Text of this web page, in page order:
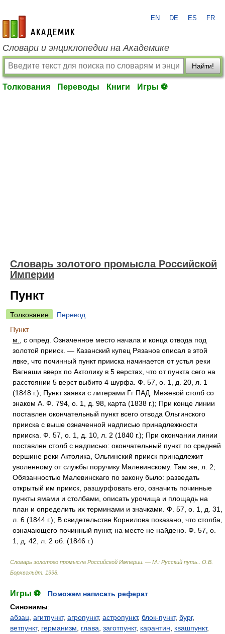
academic.ru
EN DE ES FR
Словари и энциклопедии на Академике
Найти!
Толкования Переводы Книги Игры ⚽
Словарь золотого промысла Российской
Империи
Пункт
Толкование
Перевод
Пункт
м.
, с опред. Означенное место начала и конца отвода под
золотой прииск. — Казанский купец Рязанов описал в этой
явке, что починный пункт прииска начинается от устья реки
Вагнаши вверх по Актолику в 5 верстах, что от пункта сего на
расстоянии 5 верст выбито 4 шурфа. Ф. 57, о. 1, д. 20, л. 1
(1848 г.); Пункт заявки с литерами Гг ПАД. Межевой столб со
знаком А. Ф. 794, о. 1, д. 98, карта (1838 г.); При конце линии
поставлен окончательный пункт всего отвода Ольгинского
прииска с выше означенной надписью принадлежности
прииска. Ф. 57, о. 1, д. 10, л. 2 (1840 г.); При окончании линии
поставлен столб с надписью: окончательный пункт по средней
вершине реки Актолика, Ольгинский прииск принадлежит
уволенному от службы поручику Малевинскому. Там же, л. 2;
Обязанностью Малевинскаго по закону было: разведать
открытый им прииск, разшурфовать его, означить починные
пункты ямами и столбами, описать урочища и площадь на
план и определить их терминами и значками. Ф. 57, о. 1, д. 31,
л. 6 (1844 г.); В свидетельстве Корнилова показано, что столба,
означающего починный пункт, на месте не найдено. Ф. 57, о.
1, д. 42, л. 2 об. (1846 г.)
Словарь золотого промысла Российской Империи. — М.: Русский путь.
О.В.
Борхвальдт 1998
Игры ⚽
Поможем написать реферат
Синонимы:
абзац агитпункт, агропункт, астропункт, блок-пункт, бург,
ветпункт, германизм глава заготпункт, карантин квашпункт,